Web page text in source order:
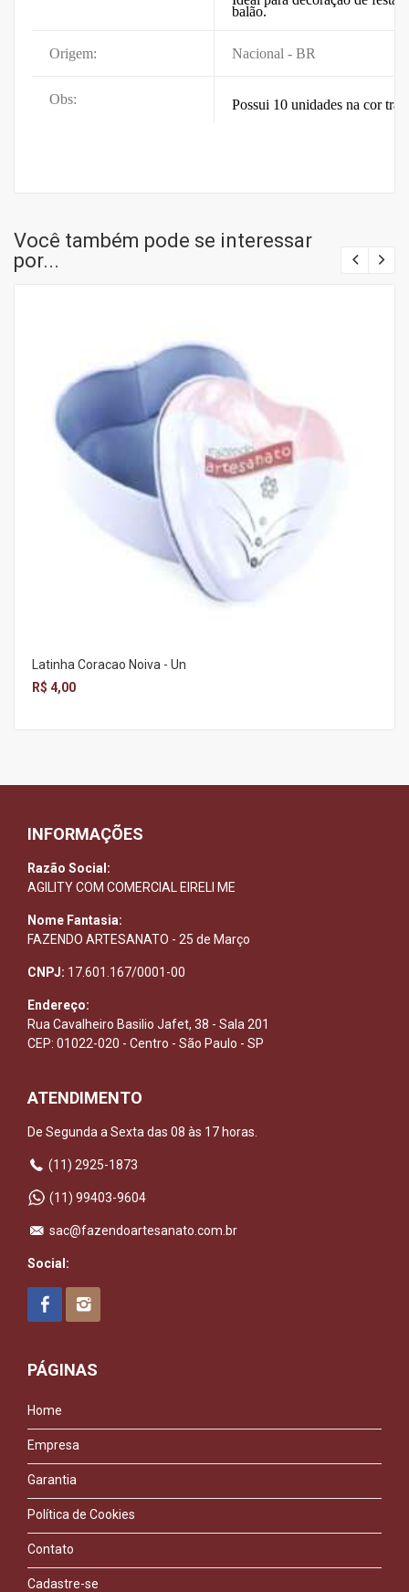
balão.
Origem: Nacional - BR
Obs: Possui 10 unidades na cor
Você também pode se interessar
por...
Latinha Coracao Noiva - Un
R$ 4,00
INFORMAÇÕES
Razão Social:
AGILITY COM COMERCIAL EIRELI ME
Nome Fantasia:
FAZENDO ARTESANATO - 25 de Março
CNPJ: 17.601.167/0001-00
Endereço:
Rua Cavalheiro Basilio Jafet, 38 - Sala 201
CEP: 01022-020 - Centro - São Paulo - SP
ATENDIMENTO
De Segunda a Sexta das 08 às 17 horas.
(11) 2925-1873
(11) 99403-9604
sac@fazendoartesanato.com.br
Social:
PÁGINAS
Home
Empresa
Garantia
Política de Cookies
Contato
Cadastre-se